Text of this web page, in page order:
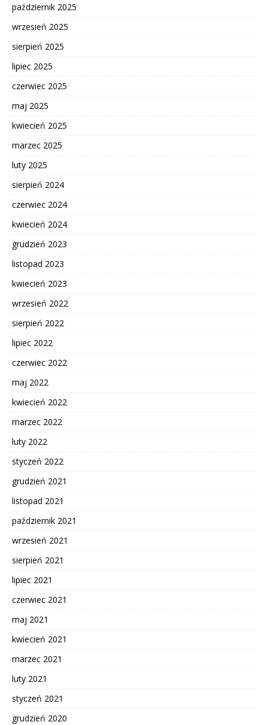
październik 2025
wrzesień 2025
sierpień 2025
lipiec 2025
czerwiec 2025
maj 2025
kwiecień 2025
marzec 2025
luty 2025
sierpień 2024
czerwiec 2024
kwiecień 2024
grudzień 2023
listopad 2023
kwiecień 2023
wrzesień 2022
sierpień 2022
lipiec 2022
czerwiec 2022
maj 2022
kwiecień 2022
marzec 2022
luty 2022
styczeń 2022
grudzień 2021
listopad 2021
październik 2021
wrzesień 2021
sierpień 2021
lipiec 2021
czerwiec 2021
maj 2021
kwiecień 2021
marzec 2021
luty 2021
styczeń 2021
grudzień 2020